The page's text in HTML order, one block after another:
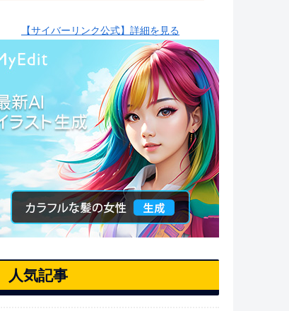
【サイバーリンク公式】詳細を見る
人気記事